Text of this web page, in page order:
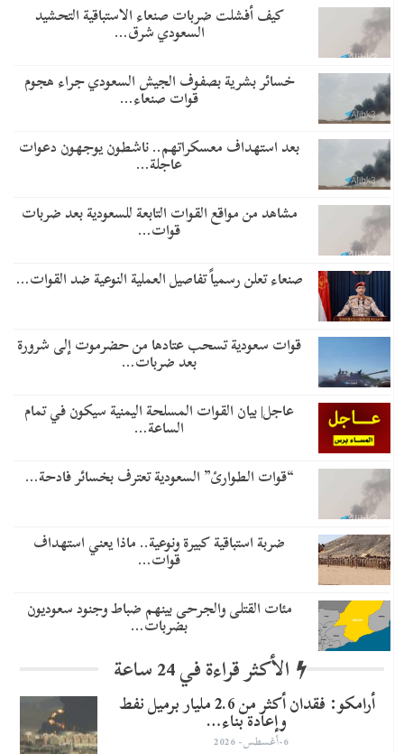
​كيف أفشلت ضربات صنعاء الاستباقية التحشيد
السعودي شرق…
خسائر بشرية بصفوف الجيش السعودي جراء هجوم
قوات صنعاء…
بعد استهداف معسكراتهم.. ناشطون يوجهون دعوات
عاجلة…
مشاهد من مواقع القوات التابعة للسعودية بعد ضربات
قوات…
صنعاء تعلن رسمياً تفاصيل العملية النوعية ضد القوات…
قوات سعودية تسحب عتادها من حضرموت إلى شرورة
بعد ضربات…
عاجل| بيان القوات المسلحة اليمنية سيكون في تمام
الساعة…
“قوات الطوارئ” السعودية تعترف بخسائر فادحة…
ضربة استباقية كبيرة ونوعية.. ماذا يعني استهداف
قوات…
مئات القتلى والجرحى بينهم ضباط وجنود سعوديون
بضربات…
الأكثر قراءة في 24 ساعة
أرامكو: فقدان أكثر من 2.6 مليار برميل نفط
وإعادة بناء…
6-أغسطس- 2026